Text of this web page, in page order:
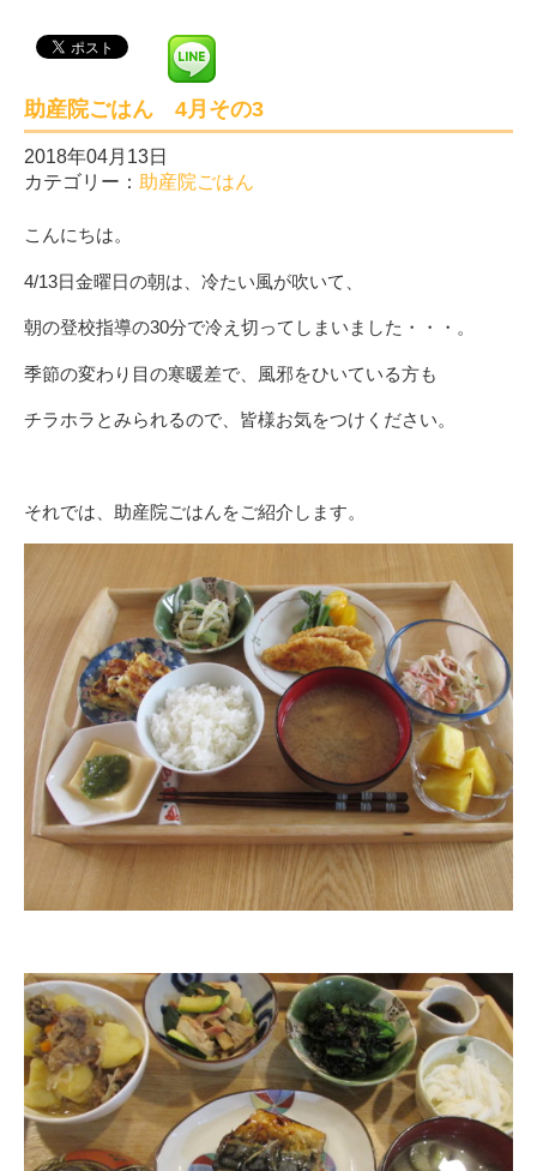
助産院ごはん 4月その3
2018年04月13日
カテゴリー： 助産院ごはん
こんにちは。
4/13日金曜日の朝は、冷たい風が吹いて、
朝の登校指導の30分で冷え切ってしまいました・・・。
季節の変わり目の寒暖差で、風邪をひいている方も
チラホラとみられるので、皆様お気をつけください。
それでは、助産院ごはんをご紹介します。